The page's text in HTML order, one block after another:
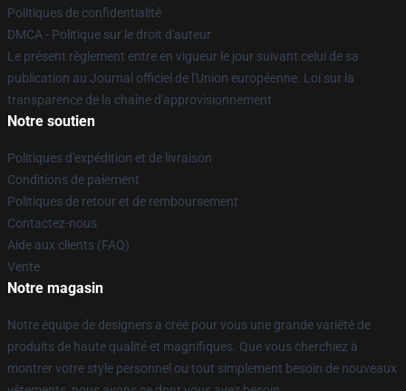
Politiques de confidentialité
DMCA - Politique sur le droit d'auteur
Le présent règlement entre en vigueur le jour suivant celui de sa
publication au Journal officiel de l'Union européenne. Loi sur la
transparence de la chaîne d'approvisionnement
Notre soutien
Politiques d'expédition et de livraison
Conditions de paiement
Politiques de retour et de remboursement
Contactez-nous
Aide aux clients (FAQ)
Vente
Notre magasin
Notre équipe de designers a créé pour vous une grande variété de
produits de haute qualité et magnifiques. Que vous cherchiez à
montrer votre style personnel ou tout simplement besoin de nouveaux